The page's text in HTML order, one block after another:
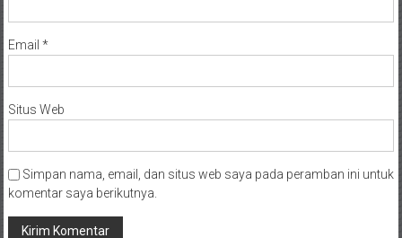
Email *
Situs Web
Simpan nama, email, dan situs web saya pada peramban ini untuk
komentar saya berikutnya.